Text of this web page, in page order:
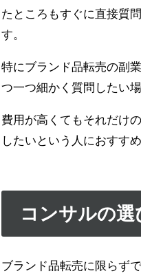
たところもすぐに直接質
す。
特にブランド品転売の副
つ一つ細かく質問したい
費用が高くてもそれだけ
したいという人におすすめ
コンサルの選
ブランド品転売に限らず